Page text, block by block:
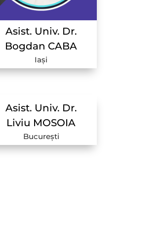
Asist. Univ. Dr.
Bogdan CABA
Iași
Asist. Univ. Dr.
Liviu MOSOIA
București